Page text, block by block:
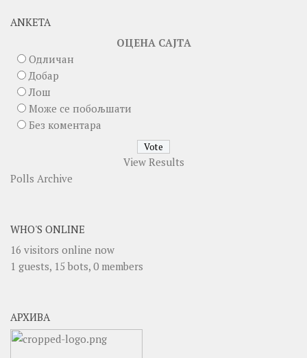
ANKETA
ОЦЕНА САЈТА
Одличан
Добар
Лош
Може се побољшати
Без коментара
View Results
Polls Archive
WHO'S ONLINE
16 visitors online now
1 guests, 15 bots, 0 members
АРХИВА